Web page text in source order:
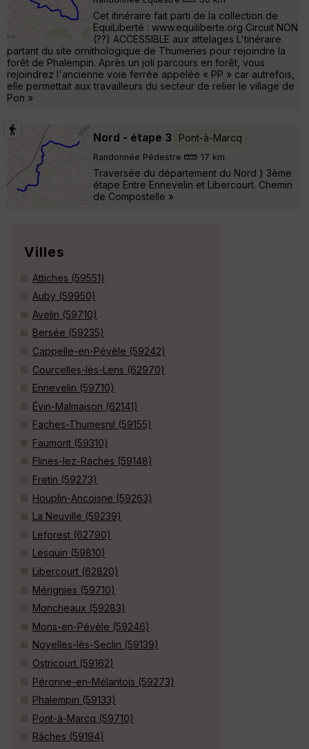
Cet itinéraire fait parti de la collection de
EquiLiberté : www.equiliberte.org Circuit NON
(??) ACCESSIBLE aux attelages L'tinéraire
partant du site ornithologique de Thumeries pour rejoindre la
forêt de Phalempin. Après un joli parcours en forêt, vous
rejoindrez l'ancienne voie ferrée appelée « PP » car autrefois,
elle permettait aux travailleurs du secteur de relier le village de
Pon »
Nord - étape 3 Pont-à-Marcq
Randonnée Pédestre 17 km
Traversée du département du Nord ) 3ème
étape Entre Ennevelin et Libercourt. Chemin
de Compostelle »
Villes
Attiches (59551)
Auby (59950)
Avelin (59710)
Bersée (59235)
Cappelle-en-Pévèle (59242)
Courcelles-lès-Lens (62970)
Ennevelin (59710)
Évin-Malmaison (62141)
Faches-Thumesnil (59155)
Faumont (59310)
Flines-lez-Raches (59148)
Fretin (59273)
Houplin-Ancoisne (59263)
La Neuville (59239)
Leforest (62790)
Lesquin (59810)
Libercourt (62820)
Mérignies (59710)
Moncheaux (59283)
Mons-en-Pévèle (59246)
Noyelles-lès-Seclin (59139)
Ostricourt (59162)
Péronne-en-Mélantois (59273)
Phalempin (59133)
Pont-à-Marcq (59710)
Râches (59194)